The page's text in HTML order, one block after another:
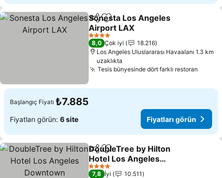
PaylaşFavorilerime ekle
Sonesta Los Angeles
Airport LAX
Fiyatları görün
4 Yıldız
8,0 Çok iyi
18.216
Los Angeles Uluslararası Havaalanı 1.3 km
uzaklıkta
Tesis bünyesinde dört farklı restoran
Başlangıç Fiyatı ₺7.885
Fiyatları görün: 6 site Fiyatları görün
PaylaşFavorilerime ekle
DoubleTree by Hilton
Hotel Los Angeles
Downtown
Fiyatları görün
4 Yıldız
7,8 İyi
10.511